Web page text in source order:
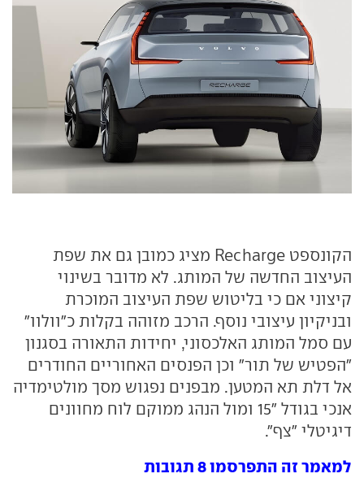
הקונספט Recharge מציג כמובן גם את שפת
העיצוב החדשה של המותג. לא מדובר בשינוי
קיצוני אם כי בליטוש שפת העיצוב המוכרת
ובניקיון עיצובי נוסף. הרכב מזוהה בקלות כ"וולוו"
עם סמל המותג האלכסוני, יחידות התאורה בסגנון
"הפטיש של תור" וכן הפנסים האחוריים החודרים
אל דלת תא המטען. מבפנים נפגוש מסך מולטימדיה
אנכי בגודל "15 ומול הנהג ממוקם לוח מחוונים
דיגיטלי "צף".
למאמר זה התפרסמו 8 תגובות